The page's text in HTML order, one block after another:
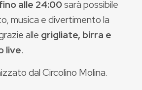
alle 24:00sarà possibile
musica e divertimento la
alle grigliate, birra e
live.
dal Circolino Molina.